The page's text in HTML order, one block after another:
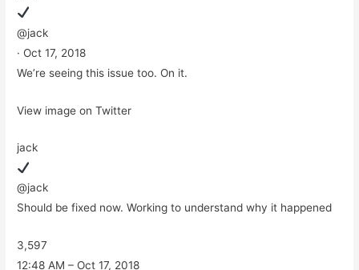
@jack
· Oct 17, 2018
We’re seeing this issue too. On it.
View image on Twitter
jack
@jack
Should be fixed now. Working to understand why it happened
3,597
12:48 AM – Oct 17, 2018